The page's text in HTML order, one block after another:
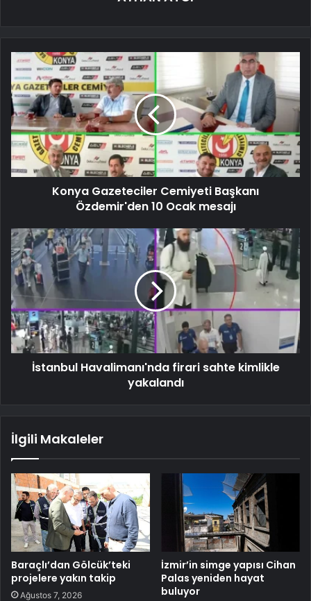
Konya Gazeteciler Cemiyeti Başkanı
Özdemir'den 10 Ocak mesajı
İstanbul Havalimanı'nda firari sahte kimlikle
yakalandı
İlgili Makaleler
Baraçlı’dan Gölcük’teki
projelere yakın takip
Ağustos 7, 2026
İzmir’in simge yapısı Cihan
Palas yeniden hayat
buluyor